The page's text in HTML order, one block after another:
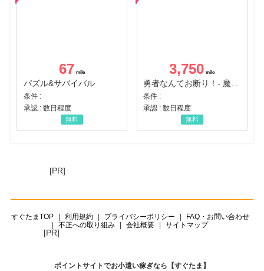
67
パズル&サバイバル
条件 :
承認 : 数日程度
無料
3,750
条件 :
承認 : 数日程度
無料
[PR]
すぐたまTOP 利用規約 プライバシーポリシー
FAQ・お問い合わせ
不正への取り組み
会社概要 サイトマップ
[PR]
ポイントサイトでお小遣い稼ぎなら【すぐたま】